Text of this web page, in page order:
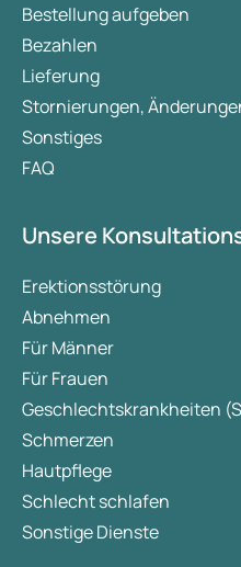
Bestellung aufgeben
Bezahlen
Lieferung
Stornierungen,
Sonstiges
FAQ
Unsere
Erektionsstörung
Abnehmen
Für Männer
Für Frauen
Geschlechtskrankheiten
Schmerzen
Hautpflege
Schlecht schlafen
Sonstige Dienste